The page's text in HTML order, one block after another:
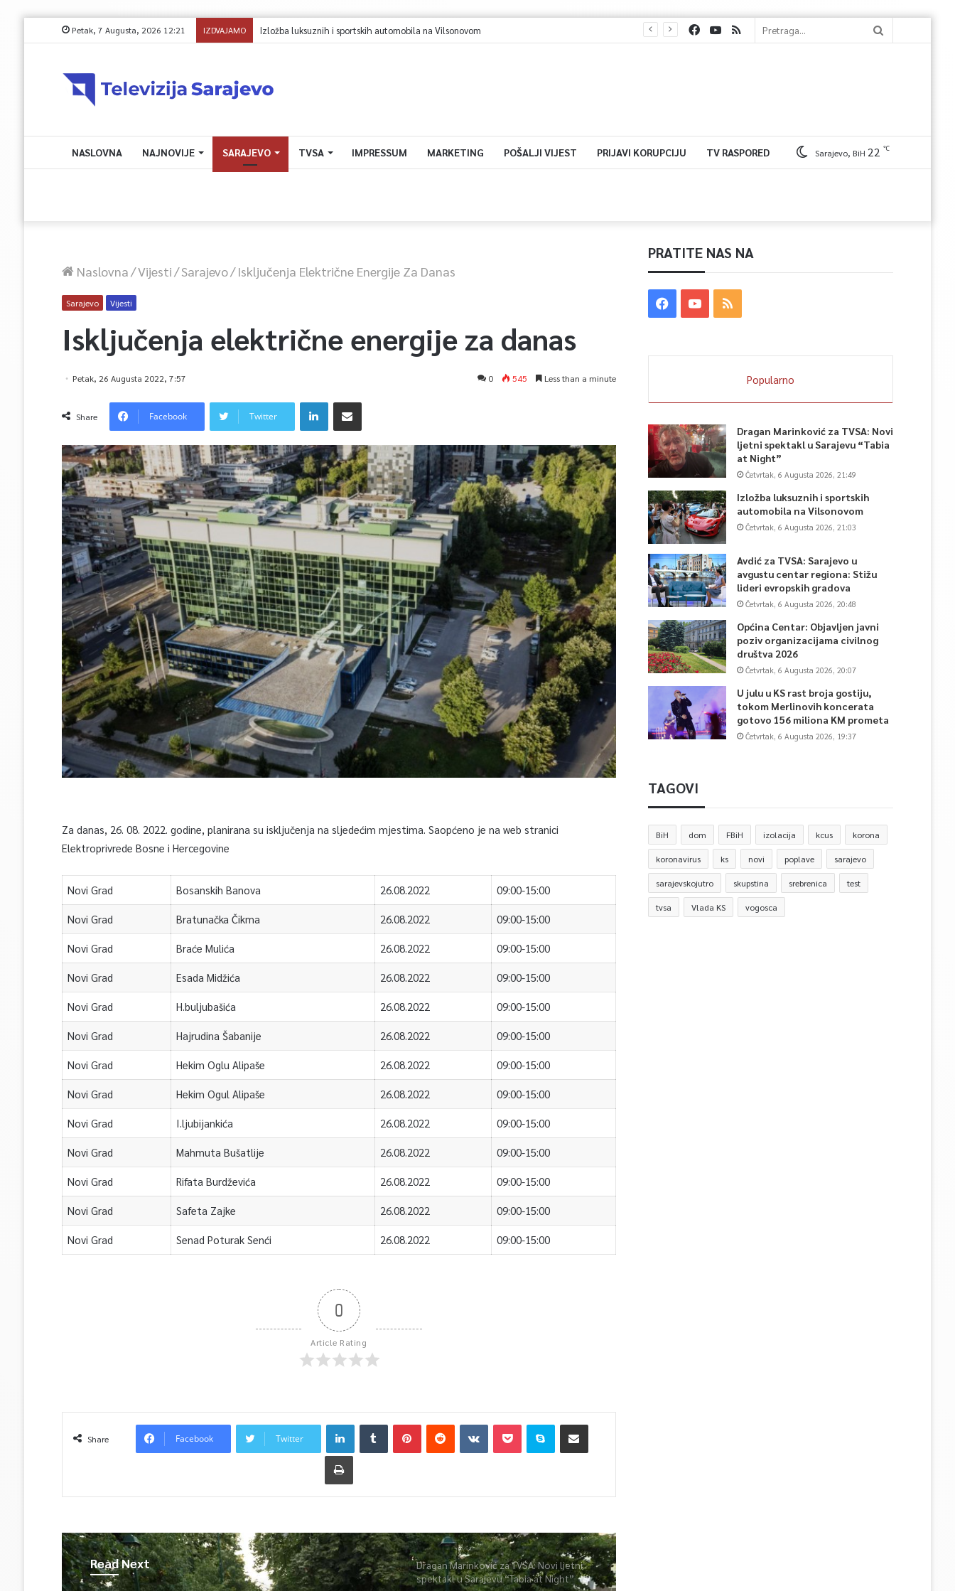
Petak, 7 Augusta, 2026 12:21 IZDVAJAMO
NASLOVNA NAJNOVIJE SARAJEVO TVSA IMPRESSUM MARKETING POŠALJI VIJEST PRIJAVI KORUPCIJU TV RASPORED Sarajevo, BiH 22 ℃
Naslovna/Vijesti/Sarajevo/ Isključenja Električne Energije Za Danas
Sarajevo Vijesti
Isključenja električne energije za danas
Petak, 26 Augusta 2022, 7:57 0 545 Less than a minute
Share Facebook Twitter
Za danas, 26. 08. 2022. godine, planirana su isključenja na sljedećim mjestima. Saopćeno je na web stranici
Elektroprivrede Bosne i Hercegovine
Novi Grad Bosanskih Banova 26.08.2022 09:00-15:00
Novi Grad Bratunačka Čikma 26.08.2022 09:00-15:00
Novi Grad Braće Mulića 26.08.2022 09:00-15:00
Novi Grad Esada Midžića 26.08.2022 09:00-15:00
Novi Grad H.buljubašića 26.08.2022 09:00-15:00
Novi Grad Hajrudina Šabanije 26.08.2022 09:00-15:00
Novi Grad Hekim Oglu Alipaše 26.08.2022 09:00-15:00
Novi Grad Hekim Ogul Alipaše 26.08.2022 09:00-15:00
Novi Grad I.ljubijankića 26.08.2022 09:00-15:00
Novi Grad Mahmuta Bušatlije 26.08.2022 09:00-15:00
Novi Grad Rifata Burdževića 26.08.2022 09:00-15:00
Novi Grad Safeta Zajke 26.08.2022 09:00-15:00
Novi Grad Senad Poturak Senći 26.08.2022 09:00-15:00
0
Article Rating
Share Facebook Twitter
Read Next
Dragan Marinković za TVSA: Novi ljetni
spektakl u Sarajevu “Tabia at Night”
PRATITE NAS NA
Popularno
Dragan Marinković za TVSA: Novi
ljetni spektakl u Sarajevu “Tabia
at Night”
Četvrtak, 6 Augusta 2026, 21:49
Izložba luksuznih i sportskih
automobila na Vilsonovom
Četvrtak, 6 Augusta 2026, 21:03
Avdić za TVSA: Sarajevo u
avgustu centar regiona: Stižu
lideri evropskih gradova
Četvrtak, 6 Augusta 2026, 20:48
Općina Centar: Objavljen javni
poziv organizacijama civilnog
društva 2026
Četvrtak, 6 Augusta 2026, 20:07
U julu u KS rast broja gostiju,
tokom Merlinovih koncerata
gotovo 156 miliona KM prometa
Četvrtak, 6 Augusta 2026, 19:37
TAGOVI
BiH dom FBiH izolacija kcus korona
koronavirus ks novi poplave sarajevo
sarajevskojutro skupstina srebrenica test
tvsa Vlada KS vogosca